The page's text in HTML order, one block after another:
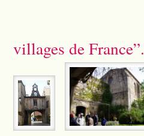
villages de France”.